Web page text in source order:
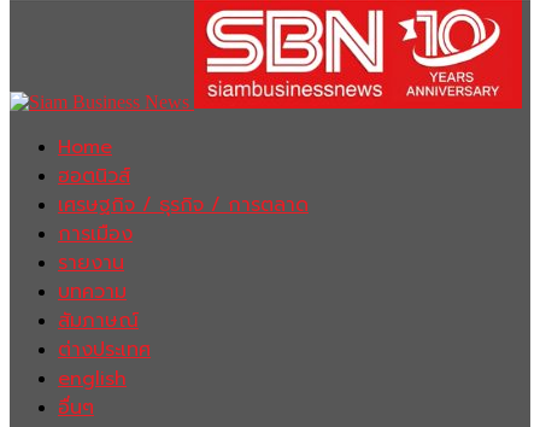
Home
ฮอตนิวส์
เศรษฐกิจ / ธุรกิจ / การตลาด
การเมือง
รายงาน
บทความ
สัมภาษณ์
ต่างประเทศ
english
อื่นๆ